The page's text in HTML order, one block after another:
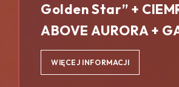
Golden Star” +
ABOVE AURORA +
WIĘCEJ INFORMACJI